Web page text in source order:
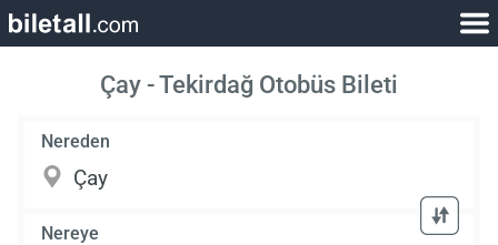
Çay - Tekirdağ Otobüs Bileti
Nereden
Nereye